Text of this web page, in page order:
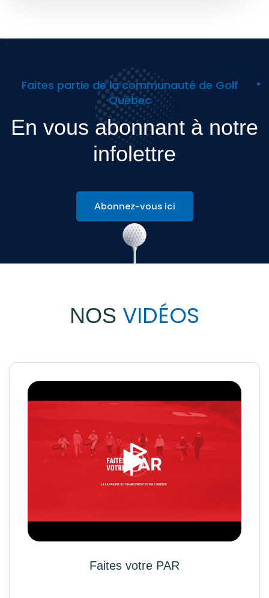
Faites partie de la communauté de Golf
Québec
En vous abonnant à notre
infolettre
Abonnez-vous ici
NOS VIDÉOS
Faites votre PAR